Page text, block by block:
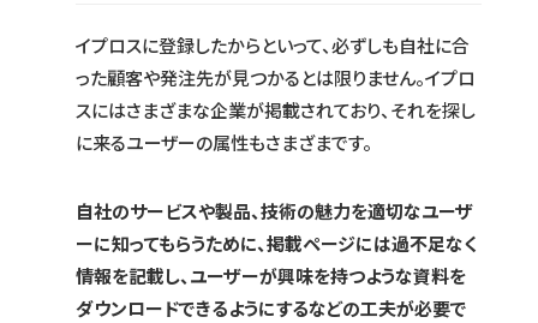
イプロスに登録したからといって、必ずしも自社に合
った顧客や発注先が見つかるとは限りません。イプロ
スにはさまざまな企業が掲載されており、それを探し
に来るユーザーの属性もさまざまです。
自社のサービスや製品、技術の魅力を適切なユーザ
ーに知ってもらうために、掲載ページには過不足なく
情報を記載し、ユーザーが興味を持つような資料を
ダウンロードできるようにするなどの工夫が必要で